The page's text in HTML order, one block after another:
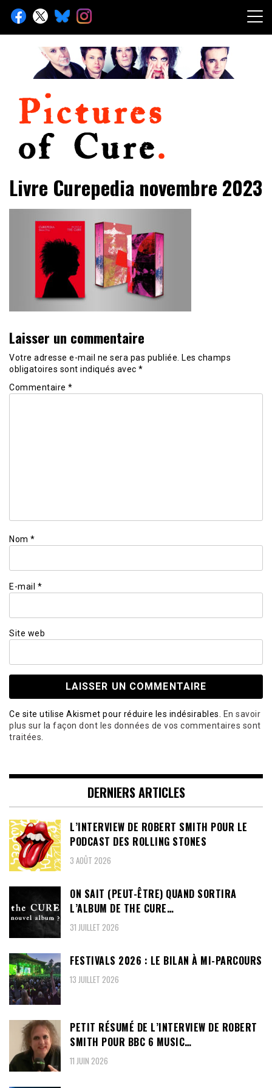
Skip
content
Pictures of Cure
Livre Curepedia novembre 2023
Laisser un commentaire
Votre adresse e-mail ne sera pas publiée.
Les champs
obligatoires sont indiqués avec *
Commentaire *
Nom *
E-mail *
Site web
Ce site utilise Akismet pour réduire les indésirables.
En savoir
plus sur la façon dont les données de vos commentaires sont
traitées
DERNIERS ARTICLES
L’INTERVIEW DE ROBERT SMITH POUR LE
PODCAST DES ROLLING STONES
3 AOÛT 2026
ON SAIT (PEUT-ÊTRE) QUAND SORTIRA
L’ALBUM DE THE CURE…
31 JUILLET 2026
FESTIVALS 2026 : LE BILAN À MI-PARCOURS
13 JUILLET 2026
PETIT RÉSUMÉ DE L’INTERVIEW DE ROBERT
SMITH POUR BBC 6 MUSIC…
11 JUIN 2026